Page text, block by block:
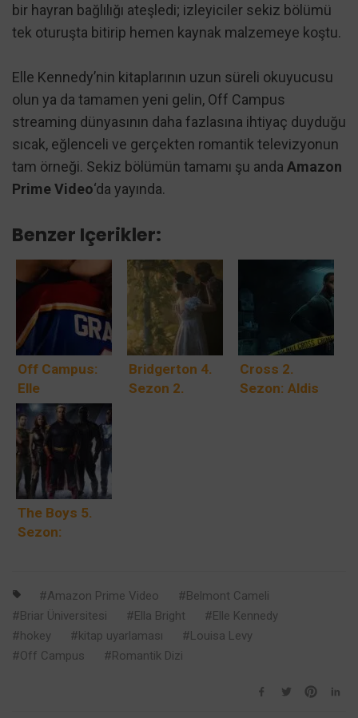
bir hayran bağlılığı ateşledi; izleyiciler sekiz bölümü
tek oturuşta bitirip hemen kaynak malzemeye koştu.
Elle Kennedy’nin kitaplarının uzun süreli okuyucusu
olun ya da tamamen yeni gelin, Off Campus
streaming dünyasının daha fazlasına ihtiyaç duyduğu
sıcak, eğlenceli ve gerçekten romantik televizyonun
tam örneği. Sekiz bölümün tamamı şu anda Amazon
Prime Video‘da yayında.
Benzer Içerikler:
Off Campus:
Elle
Kennedy’nin
Milyonlarca
Okuyucuya
Ulaşan
Romanından
Uyarlanan
Prime Video
Dizisi 13
Bridgerton 4.
Sezon 2.
Cross 2.
Sezon: Aldis
The Boys 5.
Sezon:
Patlayıcı Final
Sezonu 8
Nisan’da
Başlıyor
Amazon Prime Video
Belmont Cameli
Briar Üniversitesi
Ella Bright
Elle Kennedy
hokey
kitap uyarlaması
Louisa Levy
Off Campus
Romantik Dizi